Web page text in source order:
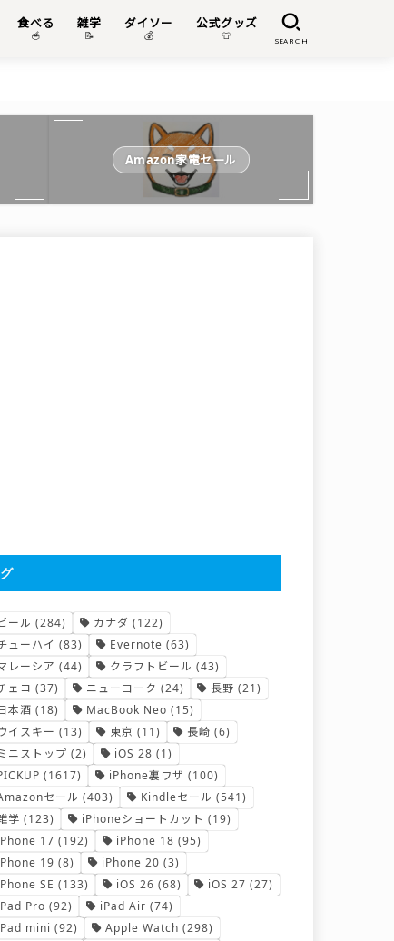
食べる
🥣
雑学
📝
ダイソー
💰
公式グッズ
👕 SEARCH
Amazon家電セール
ール (284) カナダ (122)
ューハイ (83) Evernote (63)
レーシア (44) クラフトビール (43)
ェコ (37) ニューヨーク (24) 長野 (21)
本酒 (18) MacBook Neo (15)
イスキー (13) 東京 (11) 長崎 (6)
ニストップ (2) iOS 28 (1)
(1617) iPhone裏ワザ (100)
セール (403) Kindleセール (541)
学 (123) iPhoneショートカット (19)
17 (192) iPhone 18 (95)
19 (8) iPhone 20 (3)
SE (133) iOS 26 (68) iOS 27 (27)
Pro (92) iPad Air (74)
mini (92) Apple Watch (298)